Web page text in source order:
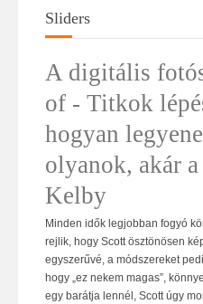
Sliders
A digitális
of - Titkok
hogyan
olyanok, akár
Kelby
Minden idők legjobban fogyó
rejlik, hogy Scott ösztönösen
egyszerűvé, a módszereket
hogy „ez nekem magas”,
egy barátja lennél, Scott úgy